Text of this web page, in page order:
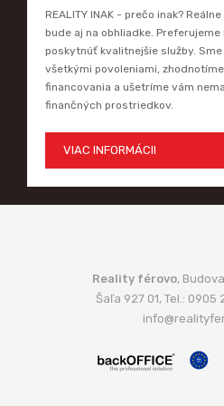
REALITY INAK - prečo inak?
bude aj na obhliadke. Preferujeme
poskytnúť kvalitnejšie služby.
všetkými povoleniami,
financovania a ušetríme vám
finančných prostriedkov.
VIAC INFORMÁCII
Reality férovo,
Šaľa 927 01, Tel.: 0905